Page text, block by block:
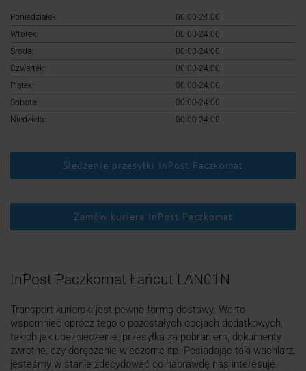
Poniedziałek:
00:00-24:00
Wtorek:
00:00-24:00
Środa:
00:00-24:00
Czwartek:
00:00-24:00
Piątek:
00:00-24:00
Sobota:
00:00-24:00
Niedziela:
00:00-24:00
Śledzenie przesyłki InPost Paczkomat
Zamów kuriera InPost Paczkomat
InPost Paczkomat Łańcut LAN01N
Transport kurierski jest pewną formą dostawy. Warto
wspomnieć oprócz tego o pozostałych opcjach dodatkowych,
takich jak ubezpieczenie, przesyłka za pobraniem, dokumenty
zwrotne, czy doręczenie wieczorne itp. Posiadając taki wachlarz,
jesteśmy w stanie zdecydować co naprawdę nas interesuje.